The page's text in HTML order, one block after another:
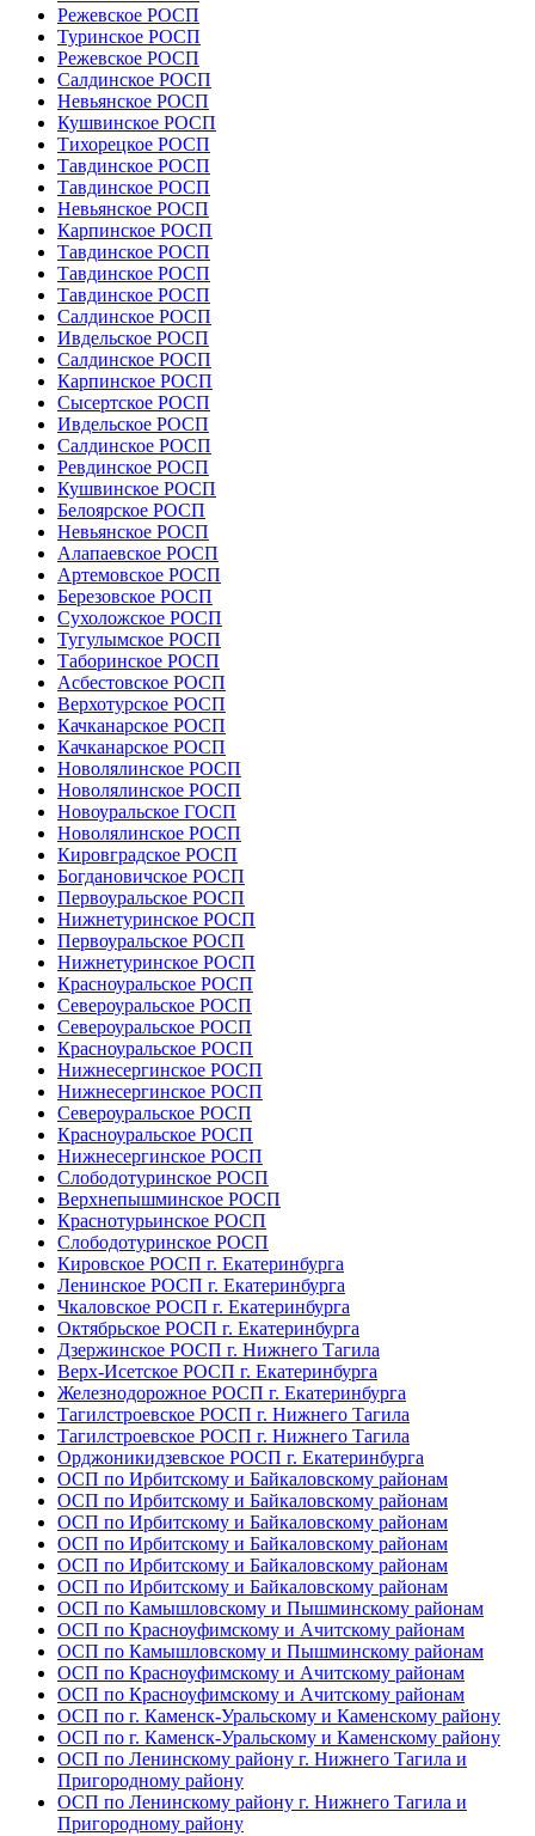
Режевское РОСП
Туринское РОСП
Режевское РОСП
Салдинское РОСП
Невьянское РОСП
Кушвинское РОСП
Тихорецкое РОСП
Тавдинское РОСП
Тавдинское РОСП
Невьянское РОСП
Карпинское РОСП
Тавдинское РОСП
Тавдинское РОСП
Тавдинское РОСП
Салдинское РОСП
Ивдельское РОСП
Салдинское РОСП
Карпинское РОСП
Сысертское РОСП
Ивдельское РОСП
Салдинское РОСП
Ревдинское РОСП
Кушвинское РОСП
Белоярское РОСП
Невьянское РОСП
Алапаевское РОСП
Артемовское РОСП
Березовское РОСП
Сухоложское РОСП
Тугулымское РОСП
Таборинское РОСП
Асбестовское РОСП
Верхотурское РОСП
Качканарское РОСП
Качканарское РОСП
Новолялинское РОСП
Новолялинское РОСП
Новоуральское ГОСП
Новолялинское РОСП
Кировградское РОСП
Богдановичское РОСП
Первоуральское РОСП
Нижнетуринское РОСП
Первоуральское РОСП
Нижнетуринское РОСП
Красноуральское РОСП
Североуральское РОСП
Североуральское РОСП
Красноуральское РОСП
Нижнесергинское РОСП
Нижнесергинское РОСП
Североуральское РОСП
Красноуральское РОСП
Нижнесергинское РОСП
Слободотуринское РОСП
Верхнепышминское РОСП
Краснотурьинское РОСП
Слободотуринское РОСП
Кировское РОСП г. Екатеринбурга
Ленинское РОСП г. Екатеринбурга
Чкаловское РОСП г. Екатеринбурга
Октябрьское РОСП г. Екатеринбурга
Дзержинское РОСП г. Нижнего Тагила
Верх-Исетское РОСП г. Екатеринбурга
Железнодорожное РОСП г. Екатеринбурга
Тагилстроевское РОСП г. Нижнего Тагила
Тагилстроевское РОСП г. Нижнего Тагила
Орджоникидзевское РОСП г. Екатеринбурга
ОСП по Ирбитскому и Байкаловскому районам
ОСП по Ирбитскому и Байкаловскому районам
ОСП по Ирбитскому и Байкаловскому районам
ОСП по Ирбитскому и Байкаловскому районам
ОСП по Ирбитскому и Байкаловскому районам
ОСП по Ирбитскому и Байкаловскому районам
ОСП по Камышловскому и Пышминскому районам
ОСП по Красноуфимскому и Ачитскому районам
ОСП по Камышловскому и Пышминскому районам
ОСП по Красноуфимскому и Ачитскому районам
ОСП по Красноуфимскому и Ачитскому районам
ОСП по г. Каменск-Уральскому и Каменскому району
ОСП по г. Каменск-Уральскому и Каменскому району
ОСП по Ленинскому району г. Нижнего Тагила и
Пригородному району
ОСП по Ленинскому району г. Нижнего Тагила и
Пригородному району